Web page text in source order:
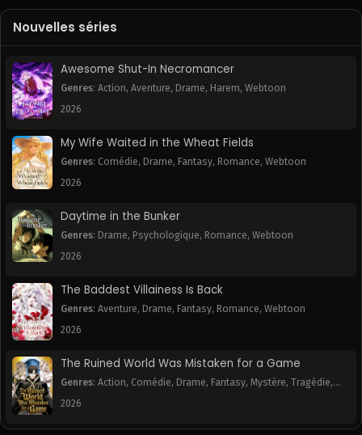
Chapitre 35
July 11, 2025 July 11, 2025
Chapitre 33
July 11, 2025
Chapitre 32
Chapitre 31
July 11, 2025
Chapitre 30
Chapitre 29
Chapitre 27
July 11, 2025
Chapitre 26
Chapitre 25
July 11, 2025
Chapitre 24
July 11, 2025
Chapitre 23
July 11, 2025
Chapitre 21
July 11, 2025
Chapitre 20
Nouvelles séries
Awesome Shut-In Necromancer
Genres: Action, Aventure, Drame, Harem, Webtoon
2026
My Wife Waited in the Wheat Fields
Genres: Comédie, Drame, Fantasy, Romance, Webtoon
2026
Daytime in the Bunker
Genres: Drame, Psychologique, Romance, Webtoon
2026
The Baddest Villainess Is Back
Genres: Aventure, Drame, Fantasy, Romance, Webtoon
2026
The Ruined World Was Mistaken for a Game
Genres: Action, Comédie, Drame, Fantasy, Mystère, Tragédie,
2026